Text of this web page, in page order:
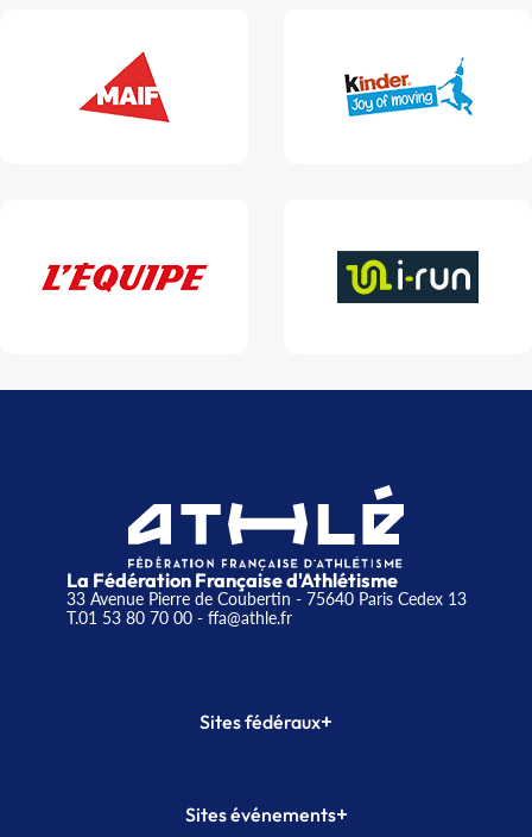
La Fédération Française d'Athlétisme
33 Avenue Pierre de Coubertin - 75640 Paris Cedex 13
T.01 53 80 70 00- ffa@athle.fr
Sites fédéraux+
Plateforme Formation
Sites événements+